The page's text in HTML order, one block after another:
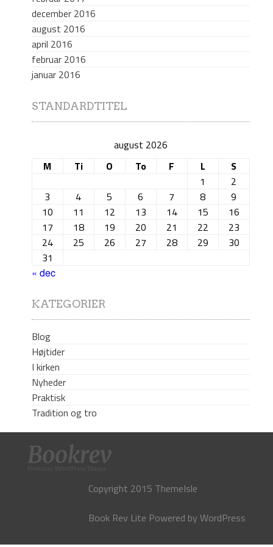
december 2016
august 2016
april 2016
februar 2016
januar 2016
STANDARDTITEL
august 2026
M
Ti O To F L
S
1
2
3
4 5 6 7 8
9
10
11 12 13 14 15
16
17
18 19 20 21 22
23
24
25 26 27 28 29
30
31
« dec
KATEGORIER
Blog
Højtider
I kirken
Nyheder
Praktisk
Tradition og tro
Copyright 2015 ThemeIsle
Book Rev Lite Powered byWordPress